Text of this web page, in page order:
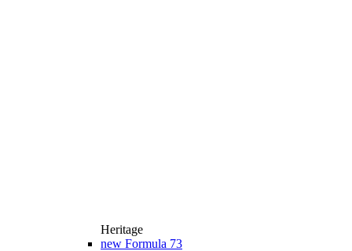
Heritage
new Formula 73